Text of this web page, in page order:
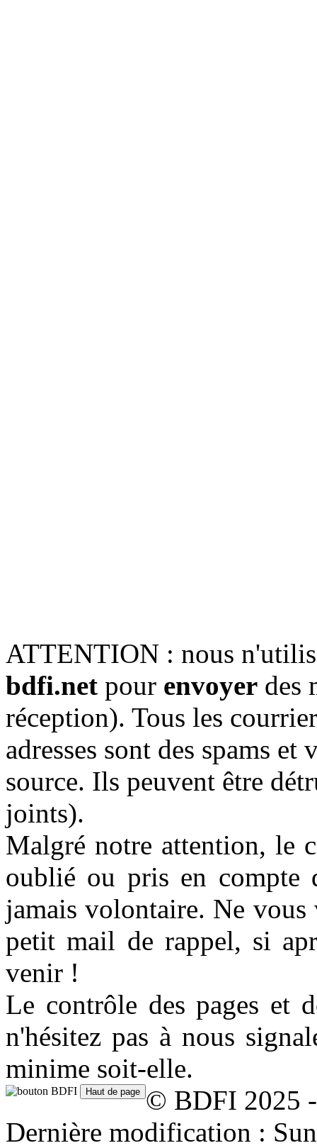
ATTENTION : nous
bdfi.net pour envoyer des
réception). Tous les
adresses sont des spams
source. Ils peuvent être
joints).
Malgré notre attention, le
oublié ou pris en compte
jamais volontaire. Ne vous
petit mail de rappel, si
venir !
Le contrôle des pages et
n'hésitez pas à nous
minime soit-elle.
© BDFI 2025
Dernière modification :